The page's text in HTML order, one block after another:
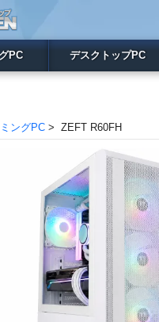
PC デスクトップPC
ングPC> ZEFT R60FH